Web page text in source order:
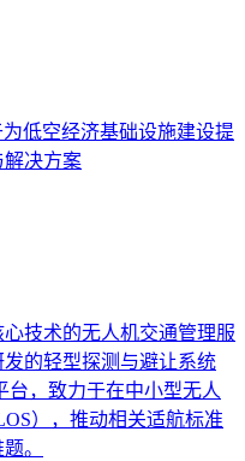
低空经济基础设施建设提
解决方案
技术的无人机交通管理服
的轻型探测与避让系统
台，致力于在中小型无人
），推动相关适航标准
。